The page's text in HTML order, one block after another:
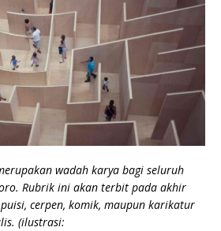
wadah karya bagi seluruh
Rubrik ini akan terbit pada akhir
cerpen, komik, maupun karikatur
(ilustrasi: